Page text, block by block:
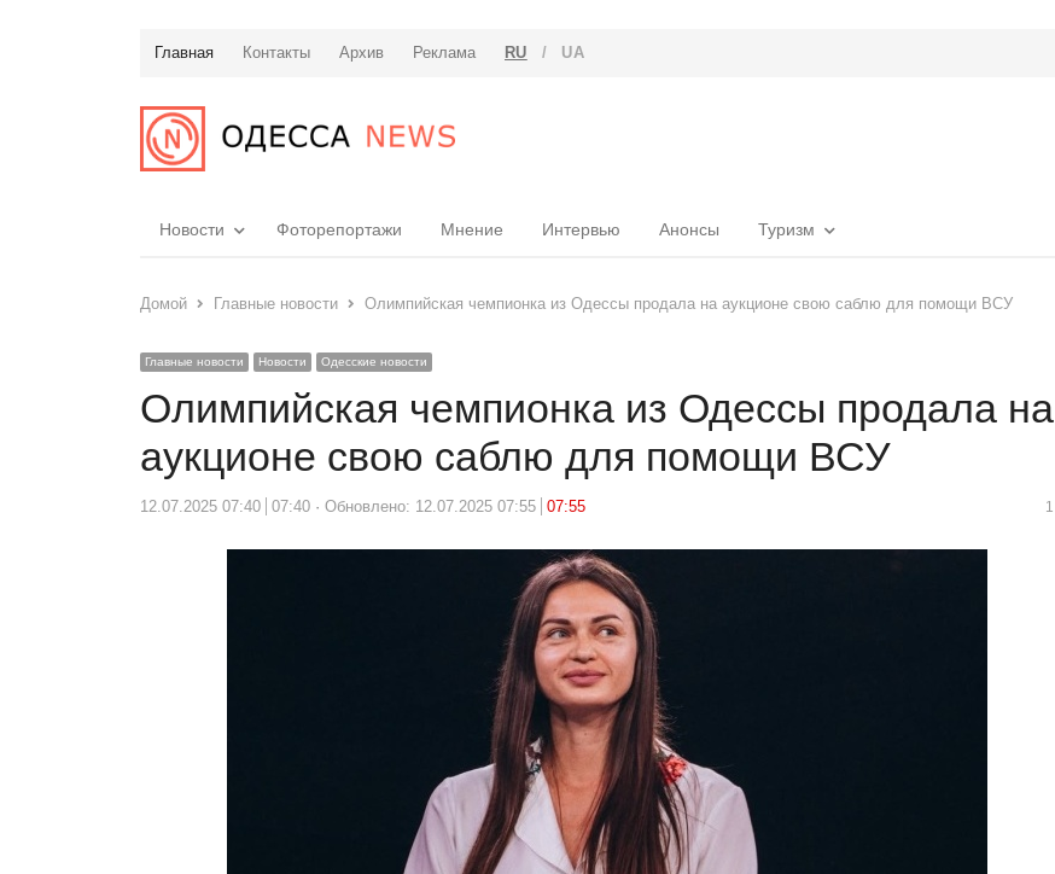
Главная Контакты Архив Реклама RU / UA
Новости Фоторепортажи Мнение Интервью Анонсы Туризм
Домой Главные новости Олимпийская чемпионка из Одессы продала на аукционе свою саблю для помощи ВСУ
Главные новости Новости Одесские новости
Олимпийская чемпионка из Одессы продала на
аукционе свою саблю для помощи ВСУ
12.07.2025 07:40 07:40 Обновлено: 12.07.2025 07:55 07:55 1